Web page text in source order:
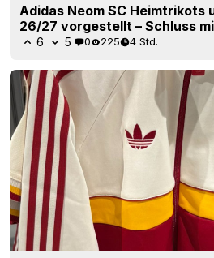
Adidas Neom SC
26/27 vorgestellt – Schluss
6 5 0 225 4 Std.